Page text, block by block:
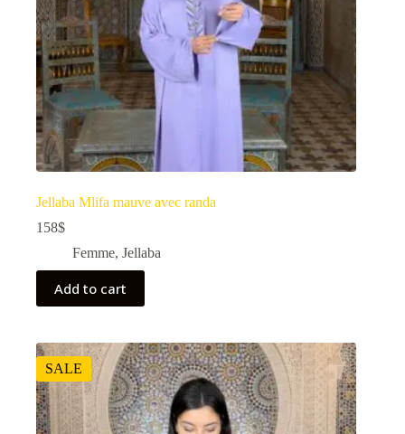
Jellaba Mlifa mauve avec randa
158$
Femme, Jellaba
Add to cart
SALE